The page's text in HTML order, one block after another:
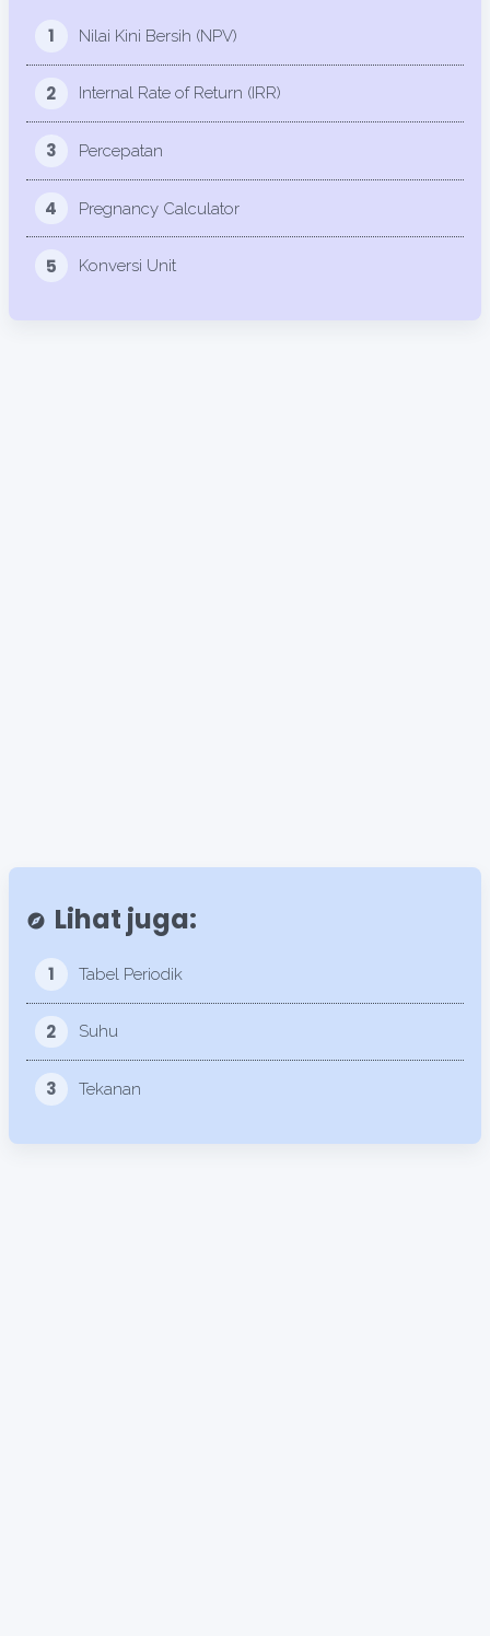
1 Nilai Kini Bersih (NPV)
2 Internal Rate of Return (IRR)
3 Percepatan
4 Pregnancy Calculator
5 Konversi Unit
explore Lihat juga:
1 Tabel Periodik
2 Suhu
3 Tekanan